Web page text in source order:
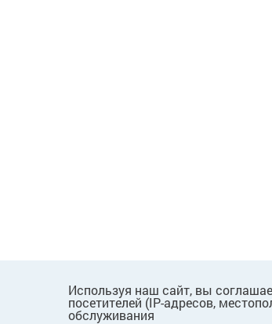
Используя наш сайт, вы
посетителей (IP-адресов,
обслуживания